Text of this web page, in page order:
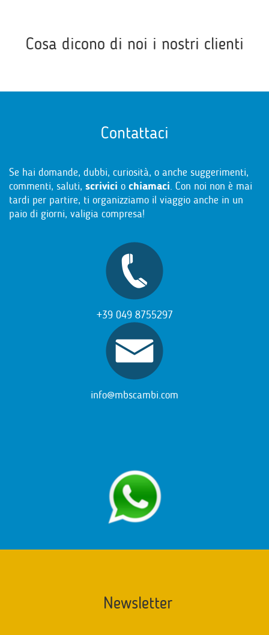
Cosa dicono di noi i nostri clienti
Contattaci
Se hai domande, dubbi, curiosità, o anche suggerimenti,
commenti, saluti, scrivici o chiamaci. Con noi non è mai
tardi per partire, ti organizziamo il viaggio anche in un
paio di giorni, valigia compresa!
+39 049 8755297
info@mbscambi.com
Newsletter